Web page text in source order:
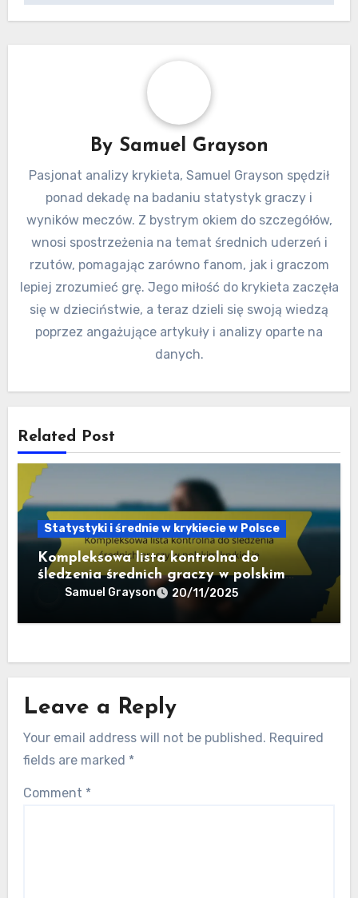
By Samuel Grayson
Pasjonat analizy krykieta, Samuel Grayson spędził
ponad dekadę na badaniu statystyk graczy i
wyników meczów. Z bystrym okiem do szczegółów,
wnosi spostrzeżenia na temat średnich uderzeń i
rzutów, pomagając zarówno fanom, jak i graczom
lepiej zrozumieć grę. Jego miłość do krykieta zaczęła
się w dzieciństwie, a teraz dzieli się swoją wiedzą
poprzez angażujące artykuły i analizy oparte na
danych.
Related Post
Statystyki i średnie w krykiecie w Polsce
Kompleksowa lista kontrolna do
śledzenia średnich graczy w polskim
krykiecie
Samuel Grayson 20/11/2025
Leave a Reply
Your email address will not be published. Required
fields are marked *
Comment *